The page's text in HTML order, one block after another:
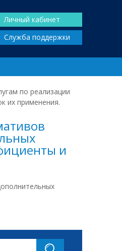
Личный кабинет
Служба поддержки
по реализации
их применения.
и